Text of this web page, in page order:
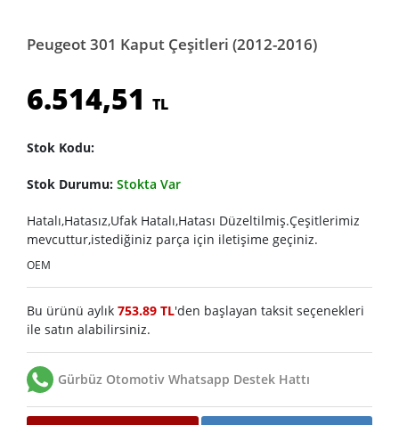
Peugeot 301 Kaput Çeşitleri (2012-2016)
6.514,51 TL
Stok Kodu:
Stok Durumu: Stokta Var
Hatalı,Hatasız,Ufak Hatalı,Hatası Düzeltilmiş.Çeşitlerimiz
mevcuttur,istediğiniz parça için iletişime geçiniz.
OEM
Bu ürünü aylık 753.89 TL'den başlayan taksit seçenekleri
ile satın alabilirsiniz.
Gürbüz Otomotiv Whatsapp Destek Hattı